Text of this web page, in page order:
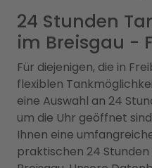
24 Stunden
im Breisgau -
Für diejenigen, die in
flexiblen
eine Auswahl an 24
um die Uhr geöffnet
Ihnen eine
praktischen 24